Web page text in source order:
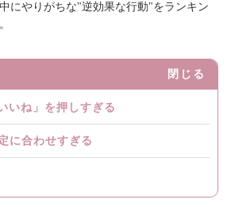
にやりがちな"逆効果な行動"をランキン
閉じる
いね」を押しすぎる
に合わせすぎる